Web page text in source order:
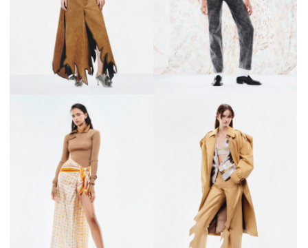
ログイン・新規会員登録
FOLLOW US
MAGAZINE